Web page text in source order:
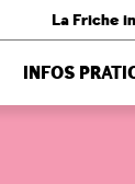
La Friche
INFOS